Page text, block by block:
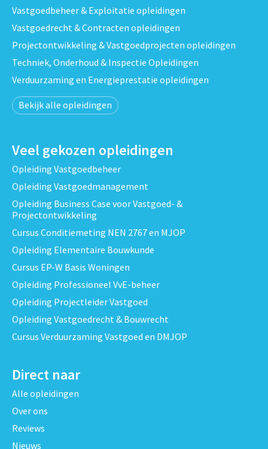
Vastgoedbeheer & Exploitatie opleidingen
Vastgoedrecht & Contracten opleidingen
Projectontwikkeling & Vastgoedprojecten opleidingen
Techniek, Onderhoud & Inspectie Opleidingen
Verduurzaming en Energieprestatie opleidingen
Bekijk alle opleidingen
Veel gekozen opleidingen
Opleiding Vastgoedbeheer
Opleiding Vastgoedmanagement
Opleiding Business Case voor Vastgoed- &
Projectontwikkeling
Cursus Conditiemeting NEN 2767 en MJOP
Opleiding Elementaire Bouwkunde
Cursus EP-W Basis Woningen
Opleiding Professioneel VvE-beheer
Opleiding Projectleider Vastgoed
Opleiding Vastgoedrecht & Bouwrecht
Cursus Verduurzaming Vastgoed en DMJOP
Direct naar
Alle opleidingen
Over ons
Reviews
Nieuws